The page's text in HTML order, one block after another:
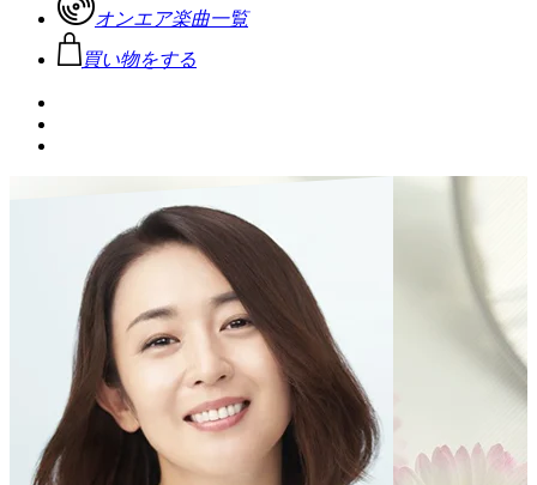
オンエア楽曲一覧
買い物をする